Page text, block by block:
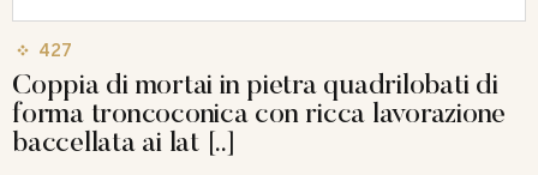
427
Coppia di mortai in pietra quadrilobati di
forma troncoconica con ricca lavorazione
baccellata ai lat [..]